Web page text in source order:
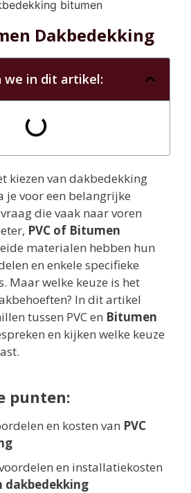
Dakbedekking
we in dit artikel:
kiezen van dakbedekking
je voor een belangrijke
die vaak naar voren
PVC of Bitumen
materialen hebben hun
en enkele specifieke
Maar welke keuze is het
In dit artikel
tussen PVC en Bitumen
en kijken welke keuze
punten:
en kosten van PVC
en installatiekosten
dakbedekking